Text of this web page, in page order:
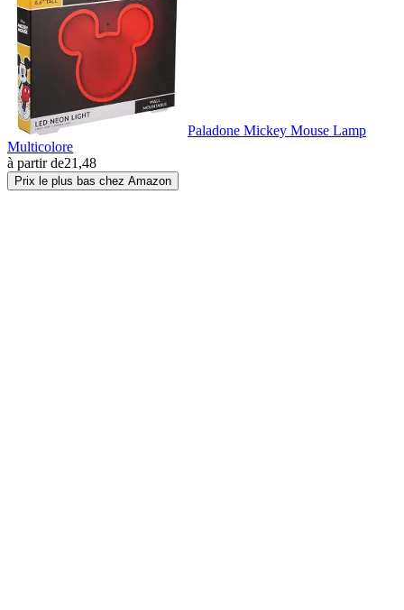
Paladone Mickey Mouse Lamp
Multicolore
à partir de21,48
Prix le plus bas chez Amazon